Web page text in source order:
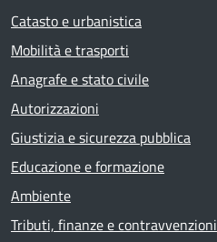
Catasto e urbanistica
Mobilità e trasporti
Anagrafe e stato civile
Autorizzazioni
Giustizia e sicurezza pubblica
Educazione e formazione
Ambiente
Tributi, finanze e contravvenzioni